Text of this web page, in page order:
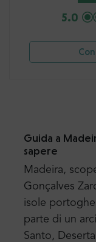
5.0
Guida a
sapere
Madeira,
Gonçalves
isole
parte di un
Santo,